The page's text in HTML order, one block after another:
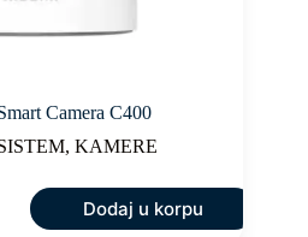
Camera C400
,KAMERE
Dodaj u korpu